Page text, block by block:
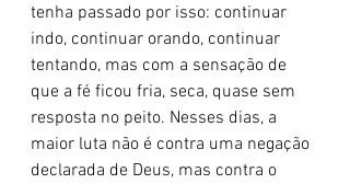
tenha passado por isso: continuar
indo, continuar orando, continuar
tentando, mas com a sensação de
que a fé ficou fria, seca, quase sem
resposta no peito. Nesses dias, a
maior luta não é contra uma negação
declarada de Deus, mas contra o